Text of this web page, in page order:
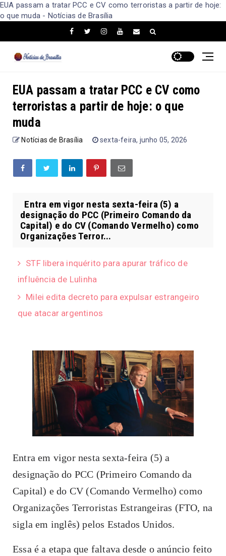
EUA passam a tratar PCC e CV como terroristas a partir de hoje:
o que muda - Notícias de Brasília
EUA passam a tratar PCC e CV como
terroristas a partir de hoje: o que
muda
Notícias de Brasília sexta-feira, junho 05, 2026
Entra em vigor nesta sexta-feira (5) a
designação do PCC (Primeiro Comando da
Capital) e do CV (Comando Vermelho) como
Organizações Terror...
STF libera inquérito para apurar tráfico de
influência de Lulinha
Milei edita decreto para expulsar estrangeiro
que atacar argentinos
Entra em vigor nesta sexta-feira (5) a
designação do PCC (Primeiro Comando da
Capital) e do CV (Comando Vermelho) como
Organizações Terroristas Estrangeiras (FTO, na
sigla em inglês) pelos Estados Unidos.
Essa é a etapa que faltava desde o anúncio feito